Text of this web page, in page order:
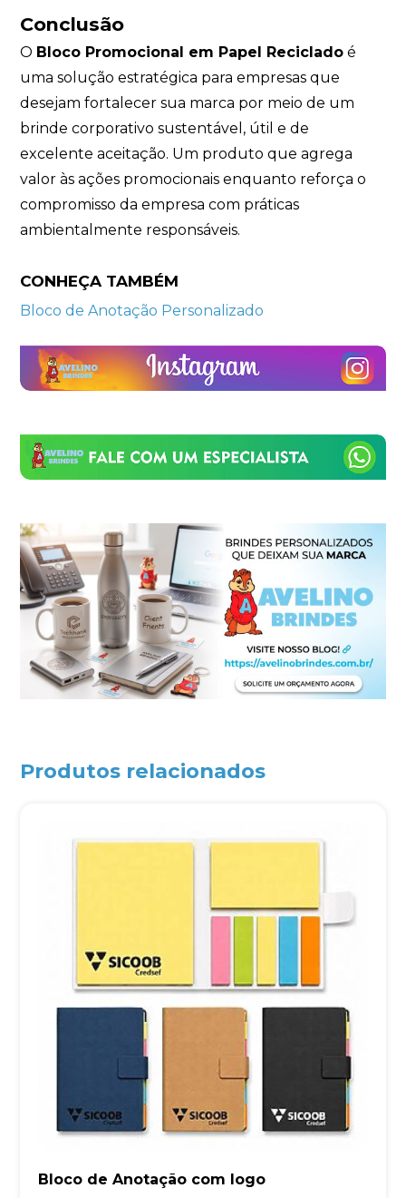
Conclusão
O Bloco Promocional em Papel Reciclado é
uma solução estratégica para empresas que
desejam fortalecer sua marca por meio de um
brinde corporativo sustentável, útil e de
excelente aceitação. Um produto que agrega
valor às ações promocionais enquanto reforça o
compromisso da empresa com práticas
ambientalmente responsáveis.
CONHEÇA TAMBÉM
Bloco de Anotação Personalizado
Produtos relacionados
Bloco de Anotação com logo